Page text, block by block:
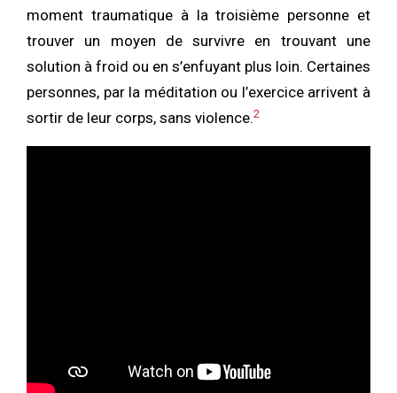
moment traumatique à la troisième personne et
trouver un moyen de survivre en trouvant une
solution à froid ou en s’enfuyant plus loin. Certaines
personnes, par la méditation ou l’exercice arrivent à
sortir de leur corps, sans violence.2